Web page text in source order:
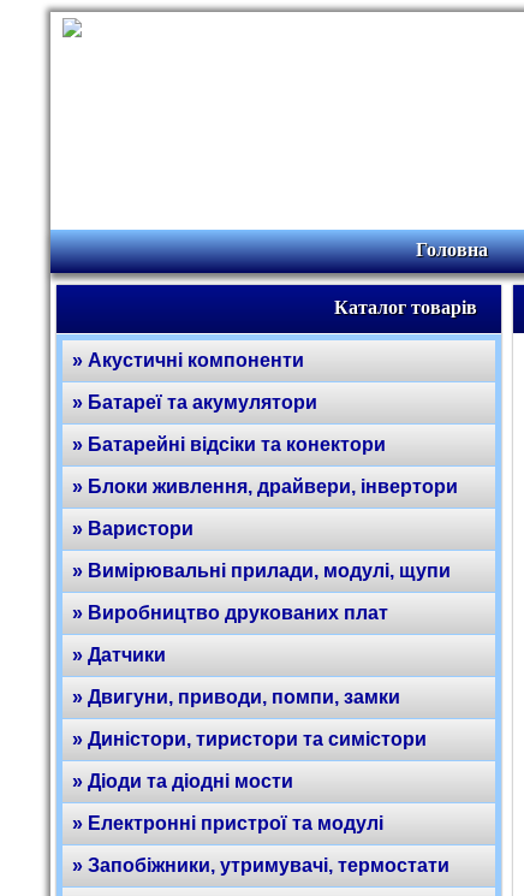
Головна
Каталог товарів
» Акустичні компоненти
» Батареї та акумулятори
» Батарейні відсіки та конектори
» Блоки живлення, драйвери, інвертори
» Варистори
» Вимірювальні прилади, модулі, щупи
» Виробництво друкованих плат
» Датчики
» Двигуни, приводи, помпи, замки
» Диністори, тиристори та симістори
» Діоди та діодні мости
» Електронні пристрої та модулі
» Запобіжники, утримувачі, термостати